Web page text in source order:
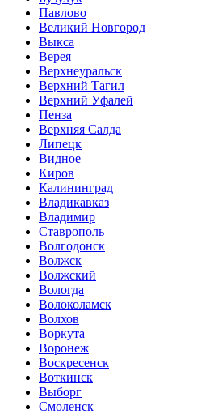
Павлово
Великий Новгород
Выкса
Верея
Верхнеуральск
Верхний Тагил
Верхний Уфалей
Пенза
Верхняя Салда
Липецк
Видное
Киров
Калининград
Владикавказ
Владимир
Ставрополь
Волгодонск
Волжск
Волжский
Вологда
Волоколамск
Волхов
Воркута
Воронеж
Воскресенск
Воткинск
Выборг
Смоленск